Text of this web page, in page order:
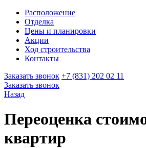
Расположение
Отделка
Цены и планировки
Акции
Ход строительства
Контакты
Заказать звонок +7 (831) 202 02 11
Заказать звонок
Назад
Переоценка
квартир